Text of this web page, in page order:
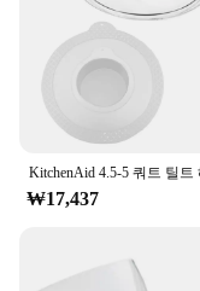
₩17,437